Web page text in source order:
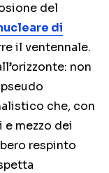
del
di
il ventennale.
non
che, con
mezzo dei
respinto